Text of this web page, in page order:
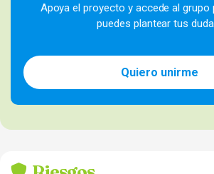
Apoya el proyecto y accede al grupo
puedes plantear tus
Quiero unirme